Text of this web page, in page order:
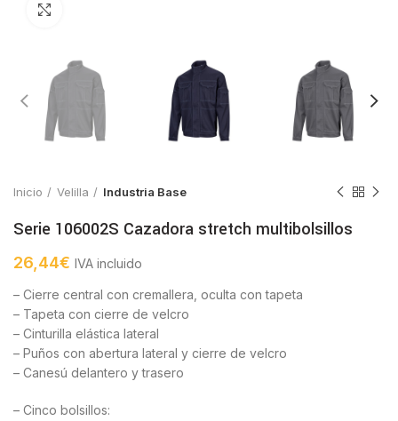
Inicio Velilla Industria Base
Serie 106002S Cazadora stretch multibolsillos
26,44€ IVA incluido
– Cierre central con cremallera, oculta con tapeta
– Tapeta con cierre de velcro
– Cinturilla elástica lateral
– Puños con abertura lateral y cierre de velcro
– Canesú delantero y trasero
– Cinco bolsillos: